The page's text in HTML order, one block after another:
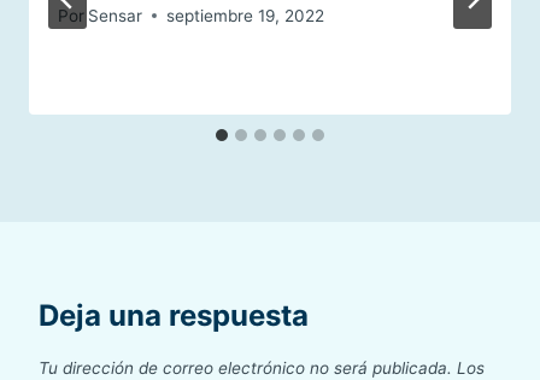
Por Sensar septiembre 19, 2022
Deja una respuesta
Tu dirección de correo electrónico no será publicada. Los